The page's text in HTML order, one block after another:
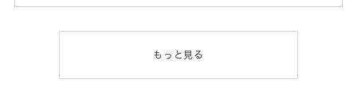
もっと見る